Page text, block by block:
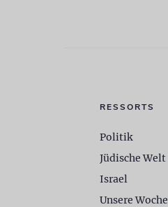
RESSORTS
Politik
Jüdische Welt
Israel
Unsere Woche